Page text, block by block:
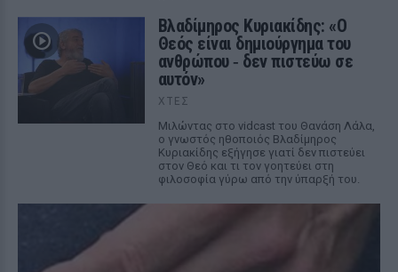
Βλαδίμηρος Κυριακίδης: «Ο
Θεός είναι δημιούργημα του
ανθρώπου ‑ δεν πιστεύω σε
αυτόν»
ΧΤΕΣ
Μιλώντας στο vidcast του Θανάση Λάλα,
ο γνωστός ηθοποιός Βλαδίμηρος
Κυριακίδης εξήγησε γιατί δεν πιστεύει
στον Θεό και τι τον γοητεύει στη
φιλοσοφία γύρω από την ύπαρξή του.